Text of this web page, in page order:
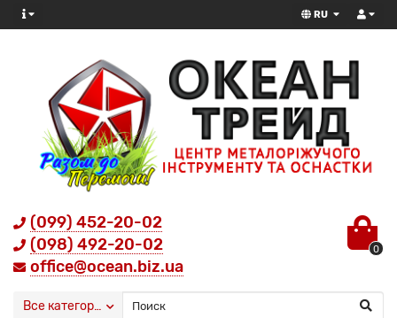
RU
(099) 452-20-02
(098) 492-20-02
office@ocean.biz.ua
0
Все категории